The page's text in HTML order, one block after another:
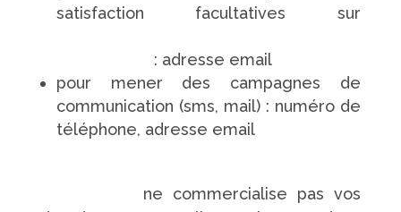
satisfaction facultatives sur
: adresse email
pour mener des campagnes de
communication (sms, mail) : numéro de
téléphone, adresse email
ne commercialise pas vos